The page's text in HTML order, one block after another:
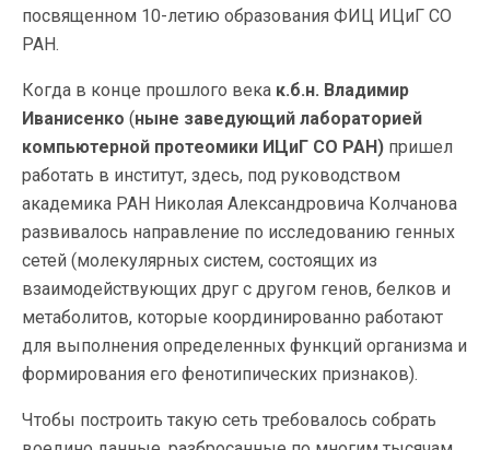
посвященном 10-летию образования ФИЦ ИЦиГ СО
РАН.
Когда в конце прошлого века к.б.н. Владимир
Иванисенко (ныне заведующий лабораторией
компьютерной протеомики ИЦиГ СО РАН) пришел
работать в институт, здесь, под руководством
академика РАН Николая Александровича Колчанова
развивалось направление по исследованию генных
сетей (молекулярных систем, состоящих из
взаимодействующих друг с другом генов, белков и
метаболитов, которые координированно работают
для выполнения определенных функций организма и
формирования его фенотипических признаков).
Чтобы построить такую сеть требовалось собрать